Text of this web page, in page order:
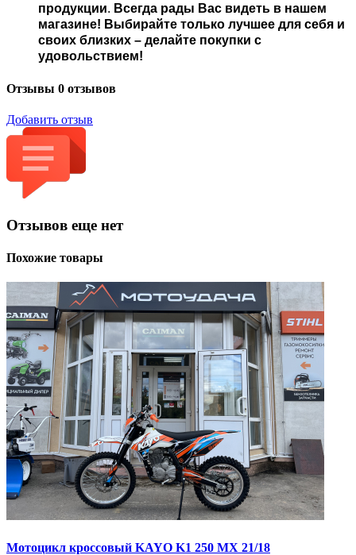
продукции. Всегда рады Вас видеть в нашем
магазине! Выбирайте только лучшее для себя и
своих близких – делайте покупки с
удовольствием!
Отзывы 0 отзывов
Добавить отзыв
Отзывов еще нет
Похожие товары
Мотоцикл кроссовый KAYO K1 250 MX 21/18